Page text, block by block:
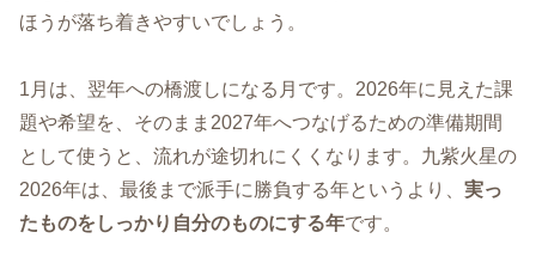
ほうが落ち着きやすいでしょう。
1月は、翌年への橋渡しになる月です。2026年に見えた課
題や希望を、そのまま2027年へつなげるための準備期間
として使うと、流れが途切れにくくなります。九紫火星の
2026年は、最後まで派手に勝負する年というより、 実っ
たものをしっかり自分のものにする年です。